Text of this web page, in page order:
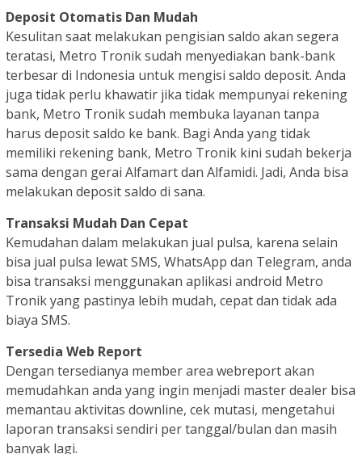
Deposit Otomatis Dan Mudah
Kesulitan saat melakukan pengisian saldo akan segera
teratasi, Metro Tronik sudah menyediakan bank-bank
terbesar di Indonesia untuk mengisi saldo deposit. Anda
juga tidak perlu khawatir jika tidak mempunyai rekening
bank, Metro Tronik sudah membuka layanan tanpa
harus deposit saldo ke bank. Bagi Anda yang tidak
memiliki rekening bank, Metro Tronik kini sudah bekerja
sama dengan gerai Alfamart dan Alfamidi. Jadi, Anda bisa
melakukan deposit saldo di sana.
Transaksi Mudah Dan Cepat
Kemudahan dalam melakukan jual pulsa, karena selain
bisa jual pulsa lewat SMS, WhatsApp dan Telegram, anda
bisa transaksi menggunakan aplikasi android Metro
Tronik yang pastinya lebih mudah, cepat dan tidak ada
biaya SMS.
Tersedia Web Report
Dengan tersedianya member area webreport akan
memudahkan anda yang ingin menjadi master dealer bisa
memantau aktivitas downline, cek mutasi, mengetahui
laporan transaksi sendiri per tanggal/bulan dan masih
banyak lagi.